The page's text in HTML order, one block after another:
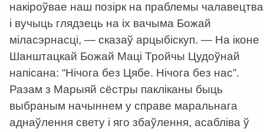
накіроўвае наш позірк на праблемы чалавецтва
і вучыць глядзець на іх вачыма Божай
міласэрнасці, — сказаў арцыбіскуп. — На іконе
Шанштацкай Божай Маці Тройчы Цудоўнай
напісана: “Нічога без Цябе. Нічога без нас”.
Разам з Марыяй сёстры пакліканы быць
выбраным начыннем у справе маральнага
аднаўлення свету і яго збаўлення, асабліва ў